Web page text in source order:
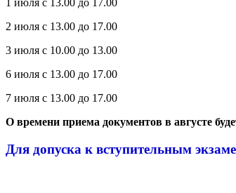
1 июля с 13.00 до 17.00
2 июля с 13.00 до 17.00
3 июля с 10.00 до 13.00
6 июля с 13.00 до 17.00
7 июля с 13.00 до 17.00
О времени приема документов в августе
Для допуска к вступительным